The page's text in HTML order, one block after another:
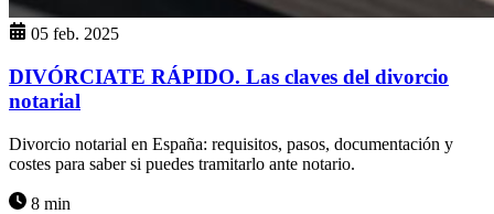
05 feb. 2025
DIVÓRCIATE RÁPIDO. Las claves del divorcio
notarial
Divorcio notarial en España: requisitos, pasos, documentación y
costes para saber si puedes tramitarlo ante notario.
8 min